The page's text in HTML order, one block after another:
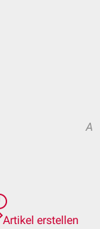
A
Artikel erstellen